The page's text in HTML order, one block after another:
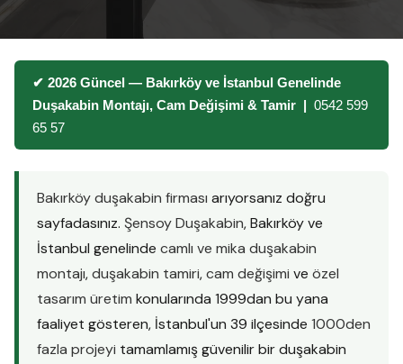
✔ 2026 Güncel — Bakırköy ve İstanbul Genelinde
Duşakabin Montajı, Cam Değişimi & Tamir | 0542 599
65 57
Bakırköy duşakabin firması arıyorsanız doğru
sayfadasınız. Şensoy Duşakabin, Bakırköy ve
İstanbul genelinde camlı ve mika duşakabin
montajı,duşakabin tamiri,cam değişimi ve özel
tasarım üretim konularında 1999dan bu yana
faaliyet gösteren, İstanbul'un 39 ilçesinde 1000den
fazla projeyi tamamlamış güvenilir bir duşakabin